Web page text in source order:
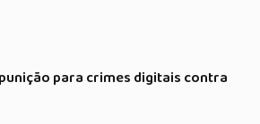
para crimes digitais contra